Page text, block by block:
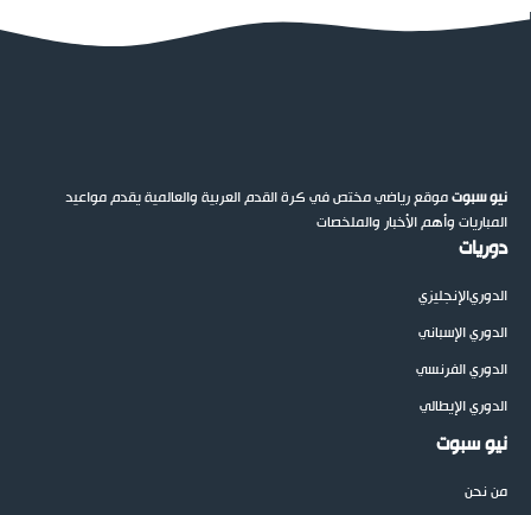
نيو سبوتموقع رياضي مختص في كرة القدم العربية والعالمية يقدم مواعيد
المباريات وأهم الأخبار والملخصات
دوريات
الدوريالإنجليزي
الدوري الإسباني
الدوري الفرنسي
الدوري الإيطالي
نيو سبوت
من نحن